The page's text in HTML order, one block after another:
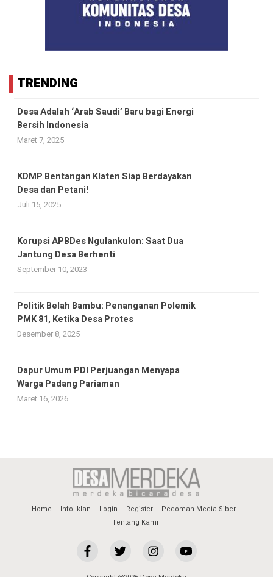
TRENDING
Desa Adalah ‘Arab Saudi’ Baru bagi Energi
Bersih Indonesia
Maret 7, 2025
KDMP Bentangan Klaten Siap Berdayakan
Desa dan Petani!
Juli 15, 2025
Korupsi APBDes Ngulankulon: Saat Dua
Jantung Desa Berhenti
September 10, 2023
Politik Belah Bambu: Penanganan Polemik
PMK 81, Ketika Desa Protes
Desember 8, 2025
Dapur Umum PDI Perjuangan Menyapa
Warga Padang Pariaman
Maret 16, 2026
Home Info Iklan Login Register
Pedoman Media Siber
Tentang Kami